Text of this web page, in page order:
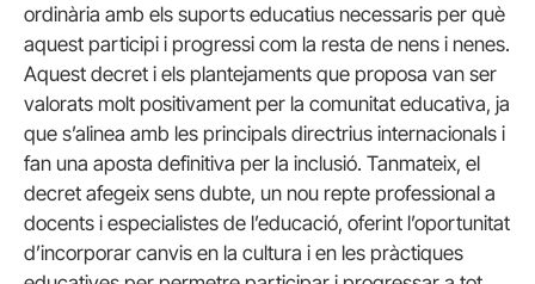
ordinària amb els suports educatius necessaris per què
aquest participi i progressi com la resta de nens i nenes.
Aquest decret i els plantejaments que proposa van ser
valorats molt positivament per la comunitat educativa, ja
que s’alinea amb les principals directrius internacionals i
fan una aposta definitiva per la inclusió. Tanmateix, el
decret afegeix sens dubte, un nou repte professional a
docents i especialistes de l’educació, oferint l’oportunitat
d’incorporar canvis en la cultura i en les pràctiques